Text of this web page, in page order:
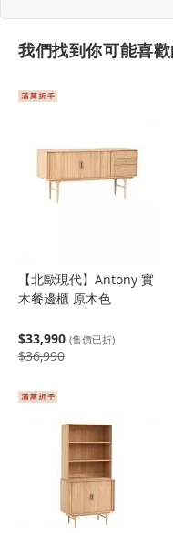
我們找到你可能喜
【北歐現代】Antony 實
木餐邊櫃 原木色
$33,990 (售價已折)
$36,990